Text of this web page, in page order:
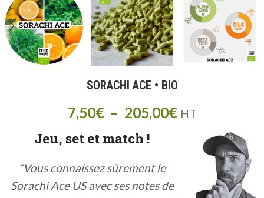
SORACHI ACE • BIO
7,50€ – 205,00€ HT
Jeu, set et match !
“Vous connaissez sûrement le
Sorachi Ace US avec ses notes de